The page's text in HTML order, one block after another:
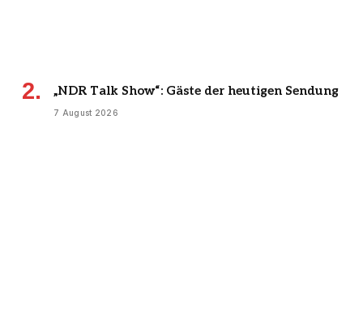
„NDR Talk Show“: Gäste der heutigen Sendung
7 August 2026